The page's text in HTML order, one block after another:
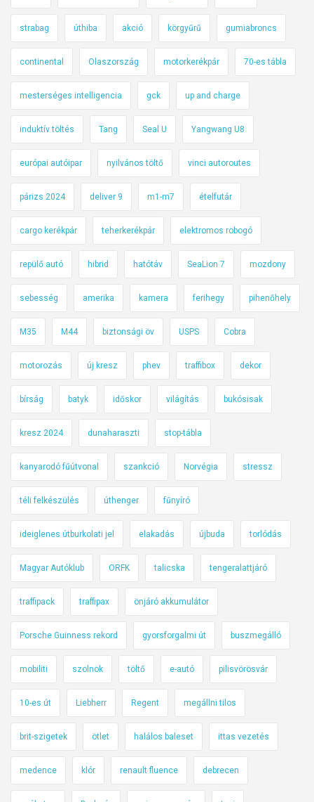
strabag úthiba akció körgyűrű gumiabroncs
continental Olaszország motorkerékpár 70-es tábla
mesterséges intelligencia gck up and charge
induktív töltés Tang Seal U Yangwang U8
európai autóipar nyilvános töltő vinci autoroutes
párizs 2024 deliver 9 m1-m7 ételfutár
cargo kerékpár teherkerékpár elektromos robogó
repülő autó hibrid hatótáv SeaLion 7 mozdony
sebesség amerika kamera ferihegy pihenőhely
M35 M44 biztonsági öv USPS Cobra
motorozás új kresz phev traffibox dekor
bírság batyk időskor világítás bukósisak
kresz 2024 dunaharaszti stop-tábla
kanyarodó fűútvonal szankció Norvégia stressz
téli felkészülés úthenger fűnyíró
ideiglenes útburkolati jel elakadás újbuda torlódás
Magyar Autóklub ORFK talicska tengeralattjáró
traffipack traffipax önjáró akkumulátor
Porsche Guinness rekord gyorsforgalmi út buszmegálló
mobiliti szolnok töltő e-autó pilisvörösvár
10-es út Liebherr Regent megállni tilos
brit-szigetek ötlet halálos baleset ittas vezetés
medence klór renault fluence debrecen